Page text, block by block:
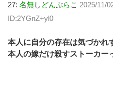
27: 名無しどんぶらこ 2025/11/
ID:2YGnZ+yl0
本人に自分の存在は気づかれ
本人の嫁だけ殺すストーカー